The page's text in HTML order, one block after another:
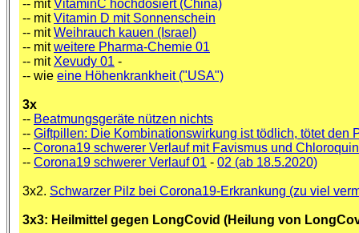
-- mitVitaminC hochdosiert (China)
-- mitVitamin D mit Sonnenschein
-- mitWeihrauch kauen (Israel)
-- mitweitere Pharma-Chemie 01
-- mit Xevudy 01 -
-- wie eine Höhenkrankheit ("USA")
3x
-- Beatmungsgeräte nützen nichts
-- Giftpillen: Die Kombinationswirkung ist tödlich, tötet den
-- Corona19 schwerer Verlauf mit Favismus und
-- Corona19 schwerer Verlauf 01 - 02 (ab 18.5.2020)
3x2. Schwarzer Pilz bei Corona19-Erkrankung (zu viel
3x3: Heilmittel gegen LongCovid (Heilung von